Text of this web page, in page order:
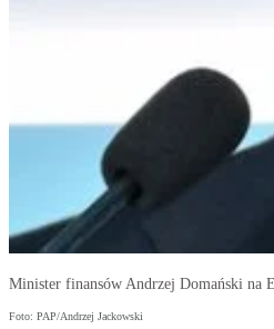
Minister finansów Andrzej Domański na
Foto: PAP/Andrzej Jackowski